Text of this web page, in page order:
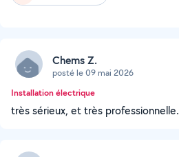
Chems Z.
posté le 09 mai 2026
Installation électrique
très sérieux, et très professionnelle.